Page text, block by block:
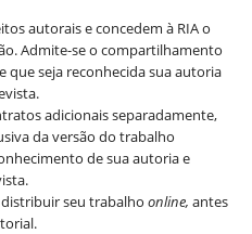
autorais e concedem à RIA o
Admite-se o compartilhamento
que seja reconhecida sua autoria
adicionais separadamente,
da versão do trabalho
de sua autoria e
seu trabalho online, antes